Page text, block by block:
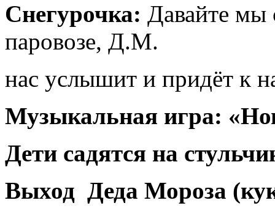
Снегурочка: Давайте мы
паровозе, Д.М.
нас услышит и придёт к
Музыкальная игра:
Дети садятся на
Выход Деда Мороза